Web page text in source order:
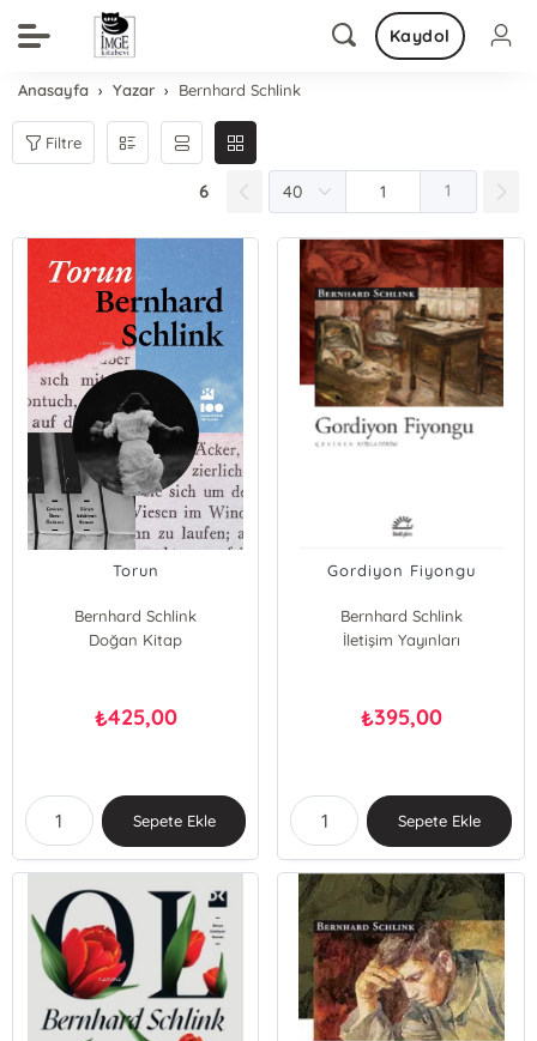
Kaydol
Anasayfa Yazar Bernhard Schlink
Filtre
6 1
Torun
Bernhard Schlink
Doğan Kitap
₺425,00
Sepete Ekle
Gordiyon Fiyongu
Bernhard Schlink
İletişim Yayınları
₺395,00
Sepete Ekle